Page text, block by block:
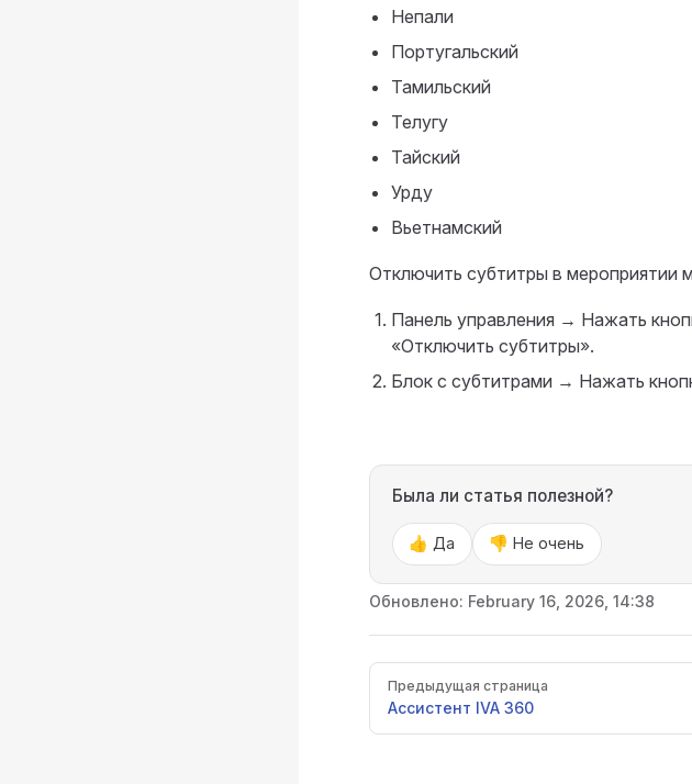
Непали
Португальский
Тамильский
Телугу
Тайский
Урду
Вьетнамский
Отключить субтитры в мероприятии
Панель управления → Нажать
«Отключить субтитры».
Блок с субтитрами → Нажать
Была ли статья полезной?
👍 Да 👎 Не очень
Обновлено: February 16, 2026, 14:38
PagerПредыдущая страница
Ассистент IVA 360